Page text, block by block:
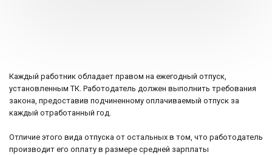
Каждый работник обладает правом на ежегодный отпуск,
установленным ТК. Работодатель должен выполнить требования
закона, предоставив подчиненному оплачиваемый отпуск за
каждый отработанный год.
Отличие этого вида отпуска от остальных в том, что работодатель
производит его оплату в размере средней зарплаты